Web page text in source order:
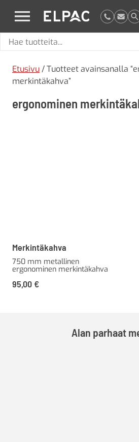
elpac.fi
Hae
Etusivu / Tuotteet avainsanalla
merkintäkahva”
ergonominen
Merkintäkahva
750 mm metallinen
ergonominen merkintäkahva
95,00 €
Alan parhaat